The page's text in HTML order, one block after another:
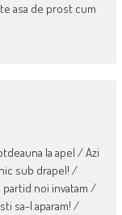
asa de prost cum
la apel / Azi
sub drapel! /
partid noi invatam /
sa-l aparam! /